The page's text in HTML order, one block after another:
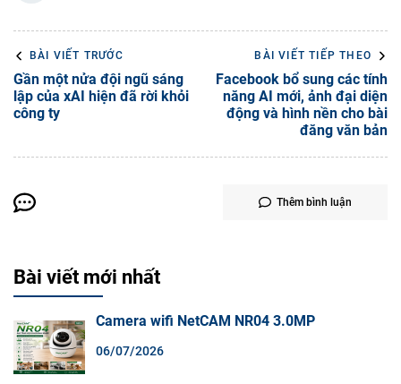
BÀI VIẾT TRƯỚC
Gần một nửa đội ngũ sáng
lập của xAI hiện đã rời khỏi
công ty
BÀI VIẾT TIẾP THEO
Facebook bổ sung các tính
năng AI mới, ảnh đại diện
động và hình nền cho bài
đăng văn bản
Thêm bình luận
Bài viết mới nhất
Camera wifi NetCAM NR04 3.0MP
06/07/2026